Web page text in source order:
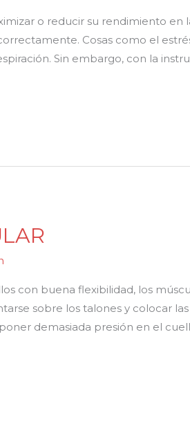
o reducir su rendimiento en
Cosas como el
Sin embargo, con la
con buena flexibilidad, los
sobre los talones y colocar
demasiada presión en el